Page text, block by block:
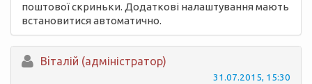
поштової скриньки. Додаткові налаштування мають
встановитися автоматично.
Вiталій (адміністратор)
31.07.2015, 15:30